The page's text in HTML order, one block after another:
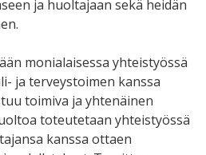
ja huoltajaan sekä heidän
monialaisessa yhteistyössä
ja terveystoimen kanssa
toimiva ja yhtenäinen
toteutetaan yhteistyössä
kanssa ottaen